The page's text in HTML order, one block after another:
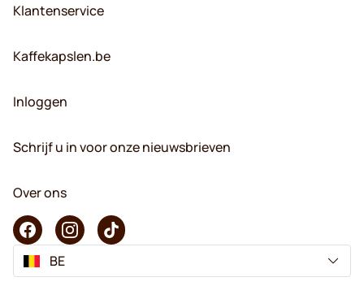
Klantenservice
Kaffekapslen.be
Inloggen
Schrijf u in voor onze nieuwsbrieven
Over ons
BE